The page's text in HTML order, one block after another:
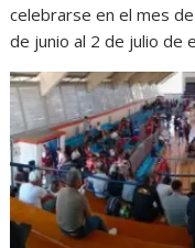
celebrarse en el mes
de junio al 2 de julio de